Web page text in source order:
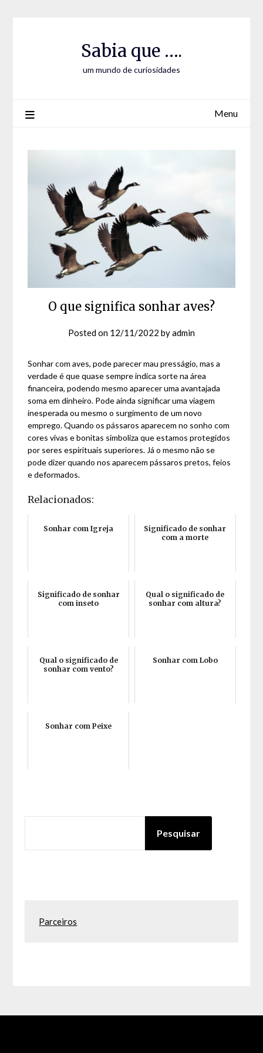
Sabia que ….
um mundo de curiosidades
Menu
O que significa sonhar aves?
Posted on 12/11/2022 byadmin
Sonhar com aves, pode parecer mau presságio, mas a
verdade é que quase sempre indica sorte na área
financeira, podendo mesmo aparecer uma avantajada
soma em dinheiro. Pode ainda significar uma viagem
inesperada ou mesmo o surgimento de um novo
emprego. Quando os pássaros aparecem no sonho com
cores vivas e bonitas simboliza que estamos protegidos
por seres espirituais superiores. Já o mesmo não se
pode dizer quando nos aparecem pássaros pretos, feios
e deformados.
Relacionados:
Sonhar com Igreja
Significado de sonhar
com a morte
Significado de sonhar
com inseto
Qual o significado de
sonhar com altura?
Qual o significado de
sonhar com vento?
Sonhar com Lobo
Sonhar com Peixe
Pesquisar
Parceiros